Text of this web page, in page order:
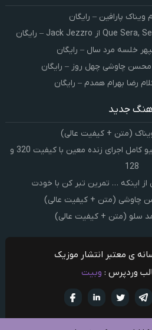
پارافین – رایگان
خلسه مرد سال – رایگان
محسن چاوشی چهل روز – رایگان
رضا بهرام همدم – رایگان
جدید
(متن + کیفیت عالی)
کنسرت صوتی معین لایو | آرشیو کامل اجرای زنده معین با کیفیت 320 و
128
اینکه … تمرین تبر کن با خودت
چاوشی (متن + کیفیت عالی)
سلو (متن + کیفیت عالی)
ی معتبر انتشار موزیک
وردپرس : وبیت
تويتر تلگرام
اینستاگرام آپارات